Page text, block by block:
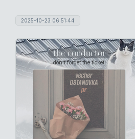
2025-10-23 06:51:44
the conductor
don't forget the ticket!